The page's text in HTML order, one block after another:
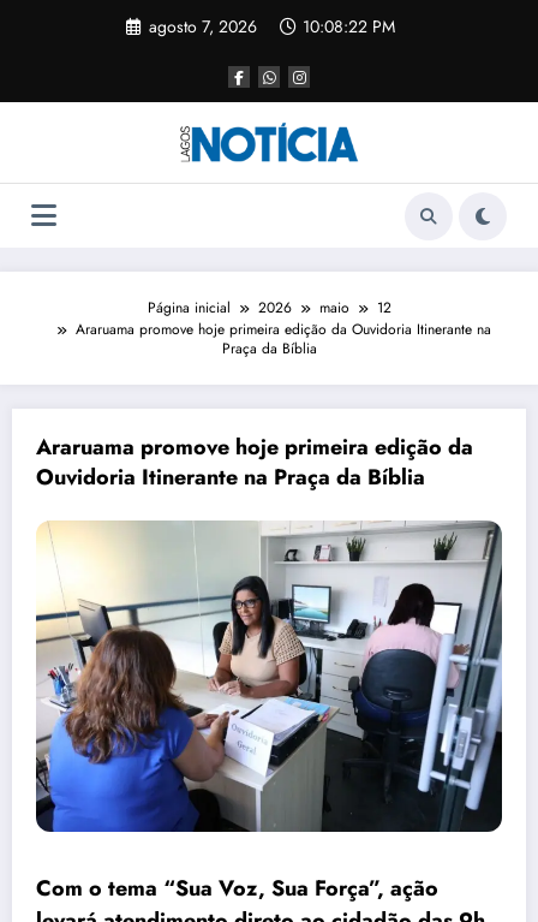
agosto 7, 2026 10:08:22 PM
Página inicial 2026 maio
12
Araruama promove hoje primeira edição da Ouvidoria Itinerante na
Praça da Bíblia
Araruama promove hoje primeira edição da
Ouvidoria Itinerante na Praça da Bíblia
Com o tema “Sua Voz, Sua Força”, ação